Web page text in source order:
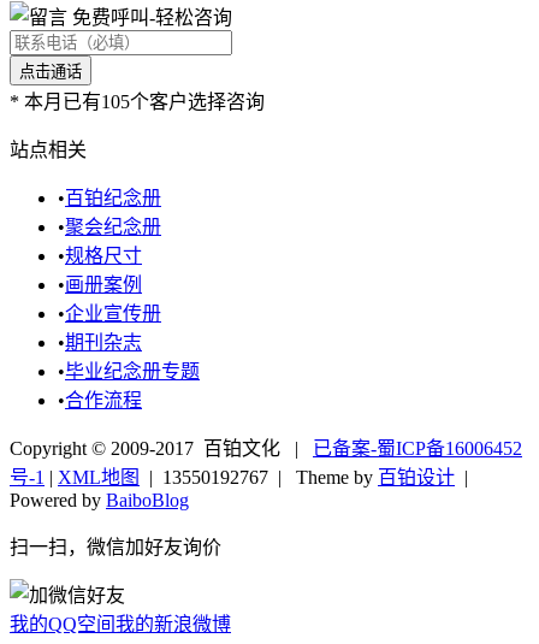
免费呼叫-轻松咨询
* 本月已有105个客户选择咨询
站点相关
•百铂纪念册
•聚会纪念册
•规格尺寸
•画册案例
•企业宣传册
•期刊杂志
•毕业纪念册专题
•合作流程
Copyright © 2009-2017 百铂文化 | 已备案-蜀ICP备16006452
号-1 | XML地图 | 13550192767 | Theme by 百铂设计 |
Powered by BaiboBlog
扫一扫，微信加好友询价
我的QQ空间我的新浪微博